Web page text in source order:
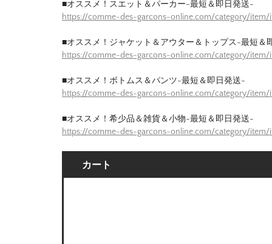
■オススメ！スエット＆パーカー-最短＆即日発送-
https://comme-des-garcons-online.com/category/
■オススメ！ジャケット＆アウター＆トップス-最短＆
https://comme-des-garcons-online.com/category/
■オススメ！ボトムス＆パンツ-最短＆即日発送-
https://comme-des-garcons-online.com/category/
■オススメ！希少品＆雑貨＆小物-最短＆即日発送-
https://comme-des-garcons-online.com/category/
カート